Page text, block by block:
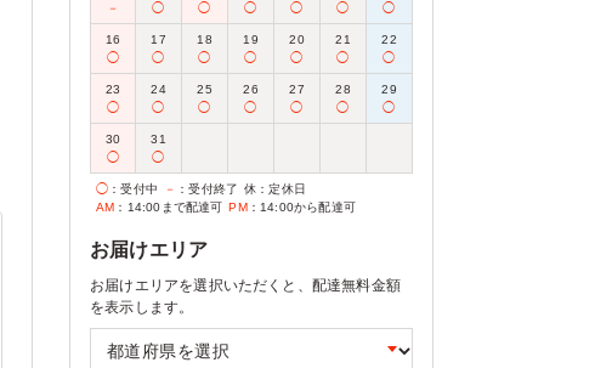
－
◯
◯
◯
◯
◯
◯
16
◯
17
◯
18
◯
19
◯
20
◯
21
◯
22
◯
23
◯
24
◯
25
◯
26
◯
27
◯
28
◯
29
◯
30
◯
31
◯
◯ ：受付中 － ：受付終了 休 ：定休日
AM ：14:00まで配達可 PM：14:00から配達可
お届けエリア
お届けエリアを選択いただくと、配達無料金額
を表示します。